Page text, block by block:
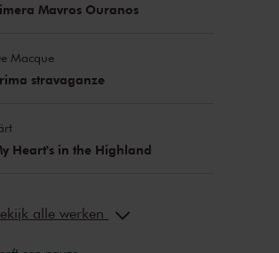
Mavros Ouranos
Macque
stravaganze
Heart's in the Highland
alle werken